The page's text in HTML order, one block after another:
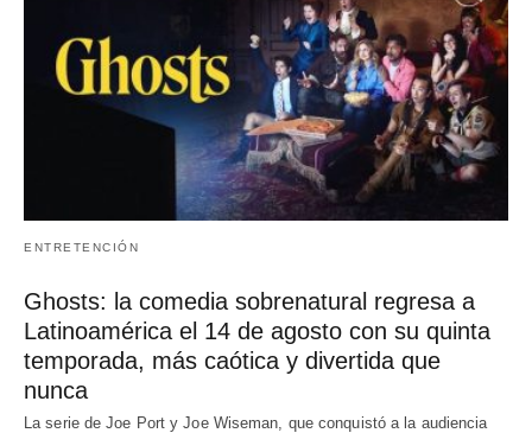
ENTRETENCIÓN
Ghosts: la comedia sobrenatural regresa a
Latinoamérica el 14 de agosto con su quinta
temporada, más caótica y divertida que
nunca
La serie de Joe Port y Joe Wiseman, que conquistó a la audiencia